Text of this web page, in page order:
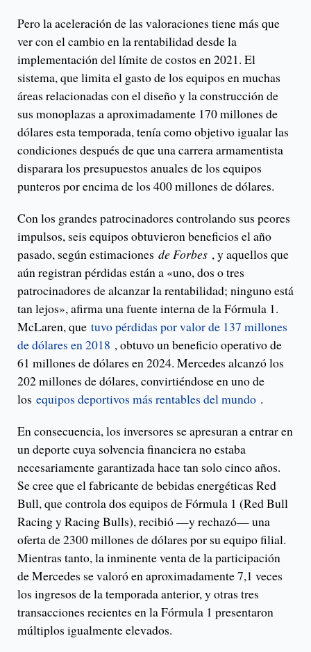
Pero la aceleración de las valoraciones tiene más que
ver con el cambio en la rentabilidad desde la
implementación del límite de costos en 2021. El
sistema, que limita el gasto de los equipos en muchas
áreas relacionadas con el diseño y la construcción de
sus monoplazas a aproximadamente 170 millones de
dólares esta temporada, tenía como objetivo igualar las
condiciones después de que una carrera armamentista
disparara los presupuestos anuales de los equipos
punteros por encima de los 400 millones de dólares.
Con los grandes patrocinadores controlando sus peores
impulsos, seis equipos obtuvieron beneficios el año
pasado, según estimaciones de Forbes , y aquellos que
aún registran pérdidas están a «uno, dos o tres
patrocinadores de alcanzar la rentabilidad; ninguno está
tan lejos», afirma una fuente interna de la Fórmula 1.
McLaren, que tuvo pérdidas por valor de 137 millones
de dólares en 2018 , obtuvo un beneficio operativo de
61 millones de dólares en 2024. Mercedes alcanzó los
202 millones de dólares, convirtiéndose en uno de
los equipos deportivos más rentables del mundo .
En consecuencia, los inversores se apresuran a entrar en
un deporte cuya solvencia financiera no estaba
necesariamente garantizada hace tan solo cinco años.
Se cree que el fabricante de bebidas energéticas Red
Bull, que controla dos equipos de Fórmula 1 (Red Bull
Racing y Racing Bulls), recibió —y rechazó— una
oferta de 2300 millones de dólares por su equipo filial.
Mientras tanto, la inminente venta de la participación
de Mercedes se valoró en aproximadamente 7,1 veces
los ingresos de la temporada anterior, y otras tres
transacciones recientes en la Fórmula 1 presentaron
múltiplos igualmente elevados.